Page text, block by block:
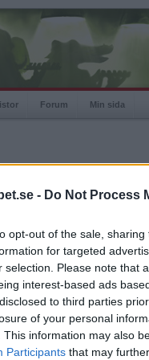
- Do Not Process
opt-out of the sale,
for targeted
selection. Please note that
interest-based ads
to third parties
of your personal
This information may also
Participants that may
Forum Min sida
Högsta rating2005-08-31
Rankad
Rullningar
Matcher
Vunna